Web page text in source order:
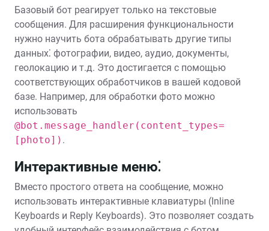
Базовый бот реагирует только на текстовые
сообщения. Для расширения функциональности
нужно научить бота обрабатывать другие типы
данных⁚ фотографии, видео, аудио, документы,
геолокацию и т.д. Это достигается с помощью
соответствующих обработчиков в вашей кодовой
базе. Например, для обработки фото можно
использовать
@bot.message_handler(content_types=
[photo]) .
Интерактивные меню⁚
Вместо простого ответа на сообщение, можно
использовать интерактивные клавиатуры (Inline
Keyboards и Reply Keyboards). Это позволяет создать